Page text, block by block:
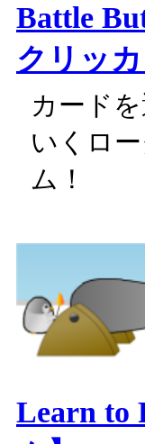
Battle
クリッカ
カード
いくロ
ム！
Learn to